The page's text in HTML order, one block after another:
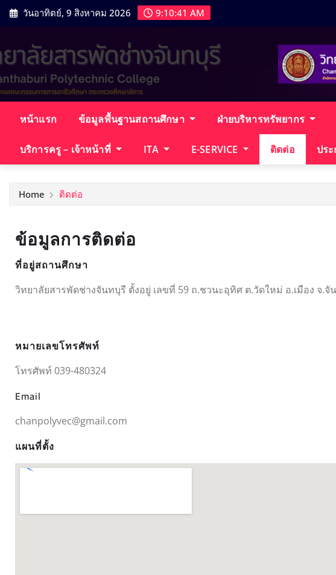
วันอาทิตย์, 9 สิงหาคม 2026 9:10:42 AM
หน้าแรก ข้อมูลพื้นฐานสถานศึกษา ฝ่ายบริหารทรัพยากร
บริการครู – เจ้าหน้าที่ ITA E-SERVICE ติดต่อ ปร
Home ติดต่อ
ข้อมูลการติดต่อ
ที่อยู่สถานศึกษา
วิทยาลัยสารพัดช่างจันทบุรี ตั้งอยู่ เลขที่ 59 ถ.ชวนะอุทิศ ต.วัดใหม่ อ.เมือง จ.จั
หมายเลขโทรศัพท์
โทรศัพท์ 039-480324
Email
chanpolyvec@gmail.com
แผนที่ตั้ง